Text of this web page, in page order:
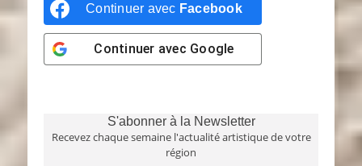
Continuer avec Facebook
Continuer avec Google
S'abonner à la Newsletter
Recevez chaque semaine l'actualité artistique de votre
région